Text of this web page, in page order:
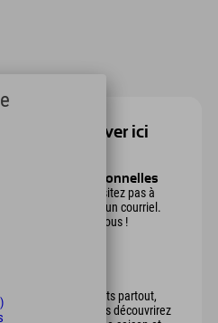
réserver ici
de contact personnelles
questions ? N’hésitez pas à
ou à nous envoyer un courriel.
toujours là pour vous !
des hébergements partout,
ici que vous découvrirez